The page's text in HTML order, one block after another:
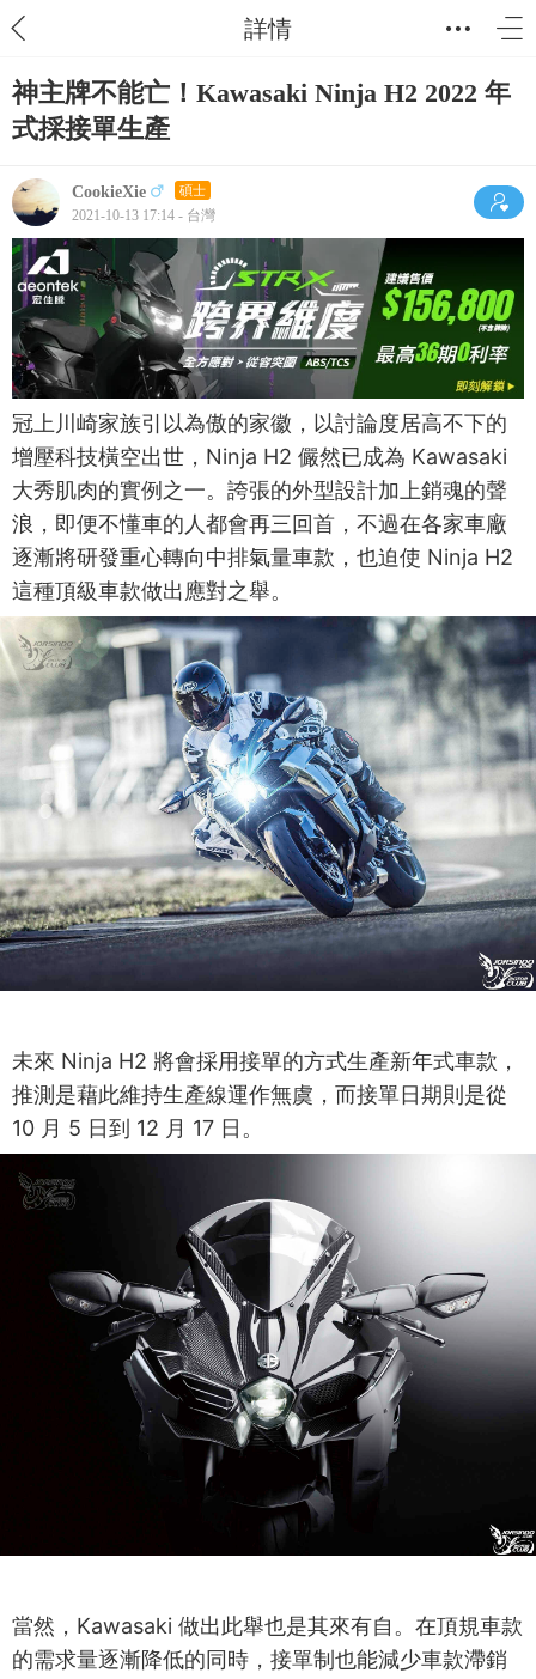
詳情
神主牌不能亡！Kawasaki Ninja H2 2022 年
式採接單生產
CookieXie 碩士
2021-10-13 17:14 - 台灣
冠上川崎家族引以為傲的家徽，以討論度居高不下的
增壓科技橫空出世，Ninja H2 儼然已成為 Kawasaki
大秀肌肉的實例之一。誇張的外型設計加上銷魂的聲
浪，即便不懂車的人都會再三回首，不過在各家車廠
逐漸將研發重心轉向中排氣量車款，也迫使 Ninja H2
這種頂級車款做出應對之舉。
未來 Ninja H2 將會採用接單的方式生產新年式車款，
推測是藉此維持生產線運作無虞，而接單日期則是從
10 月 5 日到 12 月 17 日。
當然，Kawasaki 做出此舉也是其來有自。在頂規車款
的需求量逐漸降低的同時，接單制也能減少車款滯銷